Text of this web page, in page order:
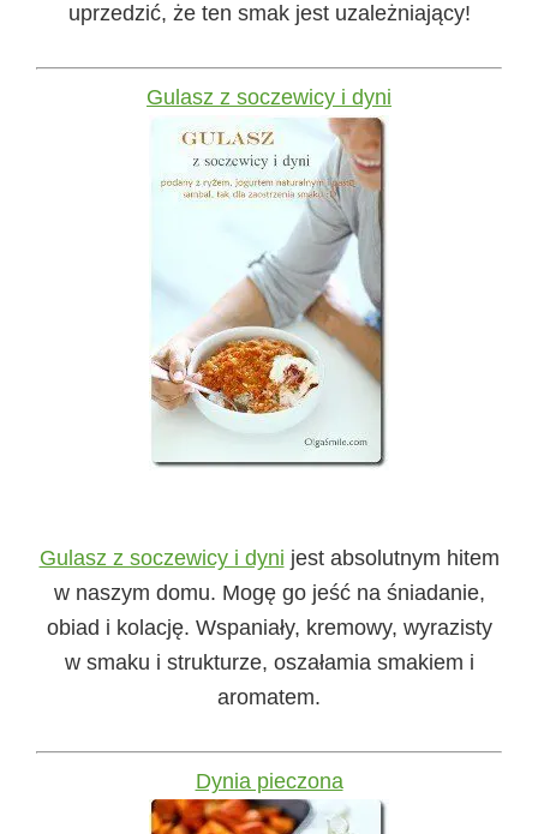
uprzedzić, że ten smak jest uzależniający!
Gulasz z soczewicy i dyni
Gulasz z soczewicy i dyni jest absolutnym hitem
w naszym domu. Mogę go jeść na śniadanie,
obiad i kolację. Wspaniały, kremowy, wyrazisty
w smaku i strukturze, oszałamia smakiem i
aromatem.
Dynia pieczona